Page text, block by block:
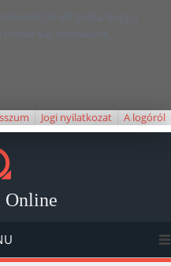
Ön elfogadja, hogy a
kat használunk.
Jogi nyilatkozat A logóról
Online